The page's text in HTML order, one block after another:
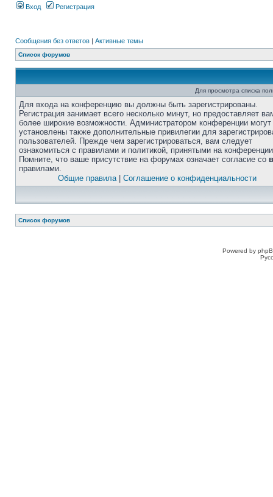
Вход Регистрация
Сообщения без ответов | Активные темы
Список форумов
Для просмотра списка
Для входа на конференцию вы должны быть зарегистрированы.
Регистрация занимает всего несколько минут, но предоставляет
более широкие возможности. Администратором конференции
установлены также дополнительные привилегии для
пользователей. Прежде чем зарегистрироваться, вам следует
ознакомиться с правилами и политикой, принятыми на
Помните, что ваше присутствие на форумах означает согласие со
правилами.
Общие правила| Соглашение о конфиденциальности
Список форумов
Powered by